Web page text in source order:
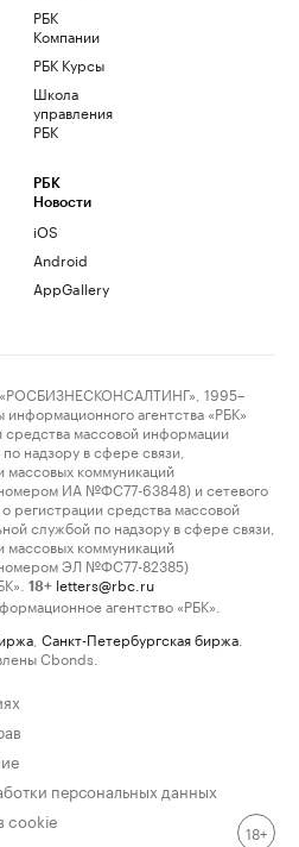
РБК
Компании
РБК Курсы
Школа
управления
РБК
РБК
Новости
iOS
Android
AppGallery
1995–
агентства «РБК»
средства массовой информации
надзору в сфере связи,
массовых коммуникаций
ИА №ФС77-63848) и сетевого
регистрации средства массовой
службой по надзору в сфере связи,
массовых коммуникаций
номером ЭЛ №ФС77-82385)
18+ letters@rbc.ru
агентство «РБК».
Санкт-Петербургская биржа
Cbonds.
персональных данных
cookie
18+